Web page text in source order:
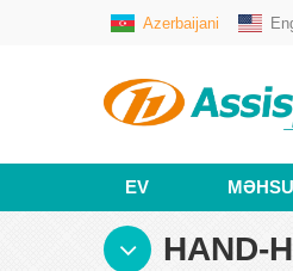
Azerbaijani
EV
HAND-